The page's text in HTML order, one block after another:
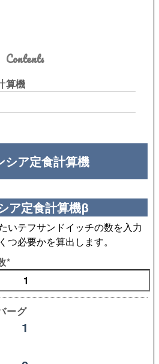
Contents
算機
シア定食計算機
ア定食計算機β
いテフサンドイッチの数を入力
必要かを算出します。
*
ーグ